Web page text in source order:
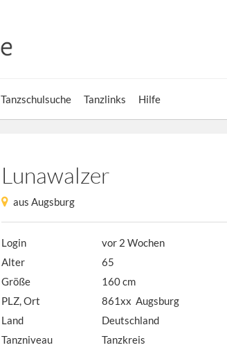
Tanzschulsuche Tanzlinks Hilfe
Lunawalzer
aus Augsburg
Login
vor 2 Wochen
Alter
65
Größe
160 cm
PLZ, Ort
861xx Augsburg
Land
Deutschland
Tanzniveau
Tanzkreis